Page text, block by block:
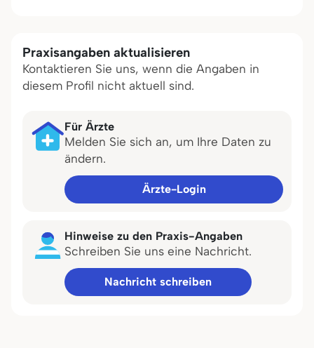
Praxisangaben aktualisieren
Kontaktieren Sie uns, wenn die Angaben in
diesem Profil nicht aktuell sind.
Für Ärzte
Melden Sie sich an, um Ihre Daten zu
ändern.
Ärzte-Login
Hinweise zu den Praxis-Angaben
Schreiben Sie uns eine Nachricht.
Nachricht schreiben